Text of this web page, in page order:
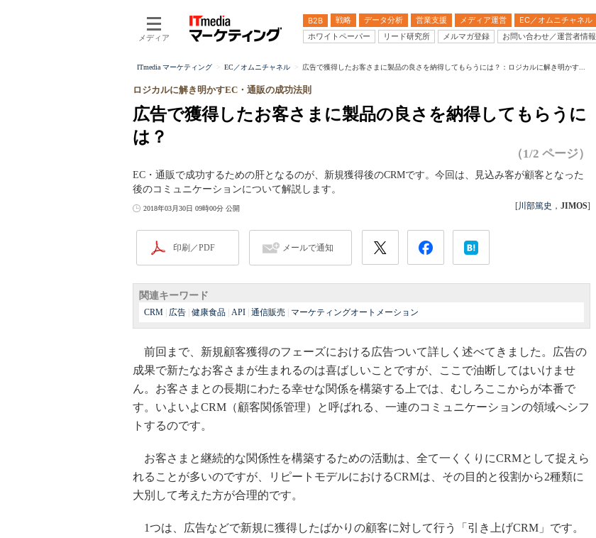
メディア
B2B 戦略 データ分析 営業支援 メディア運営 EC／オムニチャネル
ホワイトペーパー
リード研究所 メルマガ登録 お問い合わせ／運営者情報
ITmedia マーケティング EC／オムニチャネル 広告で獲得したお客さまに製品の良さを納得してもらうには？：ロジカルに解き明かす...
広告で獲得したお客さまに製品の良さを納得してもらうに
は？
ロジカルに解き明かすEC・通販の成功法則
（1/2 ページ）
EC・通販で成功するための肝となるのが、新規獲得後のCRMです。今回は、見込み客が顧客となった
後のコミュニケーションについて解説します。
2018年03月30日 09時00分 公開 [川部篤史 ， JIMOS]
印刷／PDF メールで通知
関連キーワード
CRM 広告 健康食品 API 通信販売 マーケティングオートメーション
前回まで、新規顧客獲得のフェーズにおける広告ついて詳しく述べてきました。広告の
成果で新たなお客さまが生まれるのは喜ばしいことですが、ここで油断してはいけませ
ん。お客さまとの長期にわたる幸せな関係を構築する上では、むしろここからが本番で
す。いよいよCRM（顧客関係管理）と呼ばれる、一連のコミュニケーションの領域へシフ
トするのです。
お客さまと継続的な関係性を構築するための活動は、全て一くくりにCRMとして捉えら
れることが多いのですが、リピートモデルにおけるCRMは、その目的と役割から2種類に
大別して考えた方が合理的です。
1つは、広告などで新規に獲得したばかりの顧客に対して行う「引き上げCRM」です。